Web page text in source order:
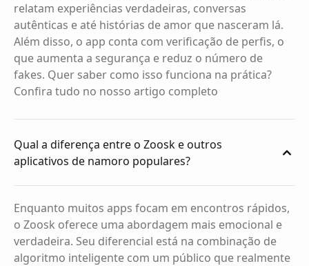
relatam experiências verdadeiras, conversas
autênticas e até histórias de amor que nasceram lá.
Além disso, o app conta com verificação de perfis, o
que aumenta a segurança e reduz o número de
fakes. Quer saber como isso funciona na prática?
Confira tudo no nosso artigo completo
Qual a diferença entre o Zoosk e outros
aplicativos de namoro populares?
Enquanto muitos apps focam em encontros rápidos,
o Zoosk oferece uma abordagem mais emocional e
verdadeira. Seu diferencial está na combinação de
algoritmo inteligente com um público que realmente